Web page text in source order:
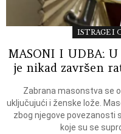
ISTRAGE I
MASONI I UDBA:
je nikad završen
Zabrana masonstva se
uključujući i ženske lože.
zbog njegove povezanosti
koje su se